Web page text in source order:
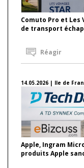
Comuto Pro et Les
de transport
Réagir
14.05.2026 | Ile de
Apple, Ingram
produits Apple